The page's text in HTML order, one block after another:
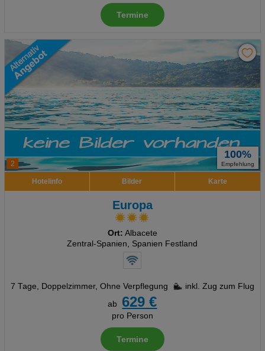
Termine
2
100%
Empfehlung
Hotelinfo Bilder Karte
Europa
Ort: Albacete
Zentral-Spanien, Spanien Festland
7 Tage, Doppelzimmer, Ohne Verpflegung
inkl. Zug zum Flug
ab
629 €
pro Person
Termine